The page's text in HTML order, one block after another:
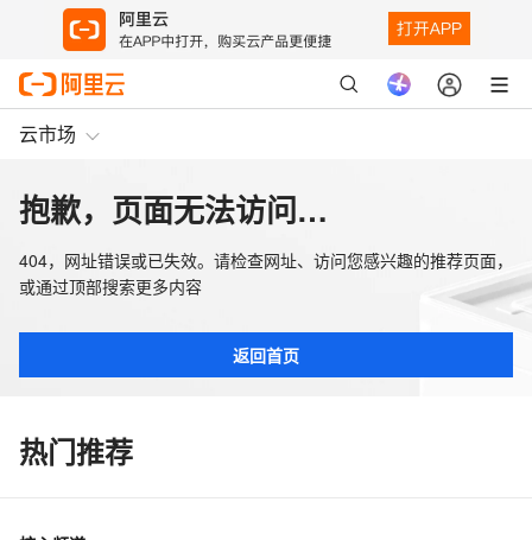
云市场
抱歉，页面无法访问…
404，网址错误或已失效。请检查网址、访问您感兴趣的推荐页面，
或通过顶部搜索更多内容
返回首页
热门推荐